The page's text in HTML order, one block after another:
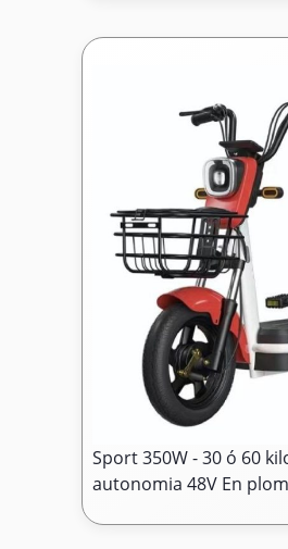
Sport 350W - 30 ó 60
autonomia 48V En